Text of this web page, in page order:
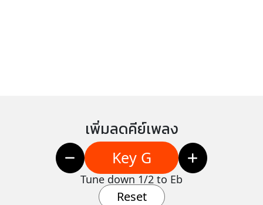
เพิ่มลดคีย์เพลง
Key G
Tune down 1/2 to Eb
Reset